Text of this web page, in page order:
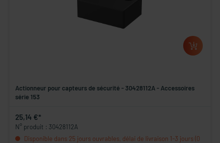
Actionneur pour capteurs de sécurité - 30428112A - Accessoires
série 153
25,14 €*
N° produit : 30428112A
Disponible dans 25 jours ouvrables, délai de livraison 1-3 jours (0